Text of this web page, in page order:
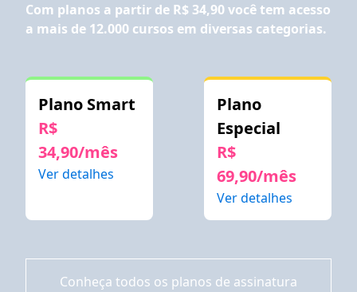
Com planos a partir de R$ 34,90você tem acesso
a mais de 12.000 cursos em diversas categorias.
Plano Smart
R$
34,90/mês
Ver detalhes
Plano
Especial
R$
69,90/mês
Ver detalhes
Conheça todos os planos de assinatura